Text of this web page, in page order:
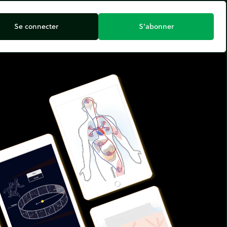
Se connecter S’abonner